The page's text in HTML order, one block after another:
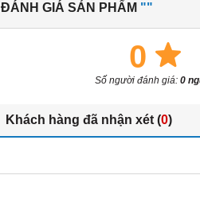
ĐÁNH GIÁ SẢN PHẨM ""
0
Số người đánh giá: 0
Khách hàng đã nhận xét (0)